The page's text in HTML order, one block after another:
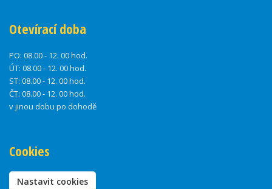
Otevírací doba
PO: 08.00 - 12. 00 hod.
ÚT: 08.00 - 12. 00 hod.
ST: 08.00 - 12. 00 hod.
ČT: 08.00 - 12. 00 hod.
v jinou dobu po dohodě
Cookies
Nastavit cookies